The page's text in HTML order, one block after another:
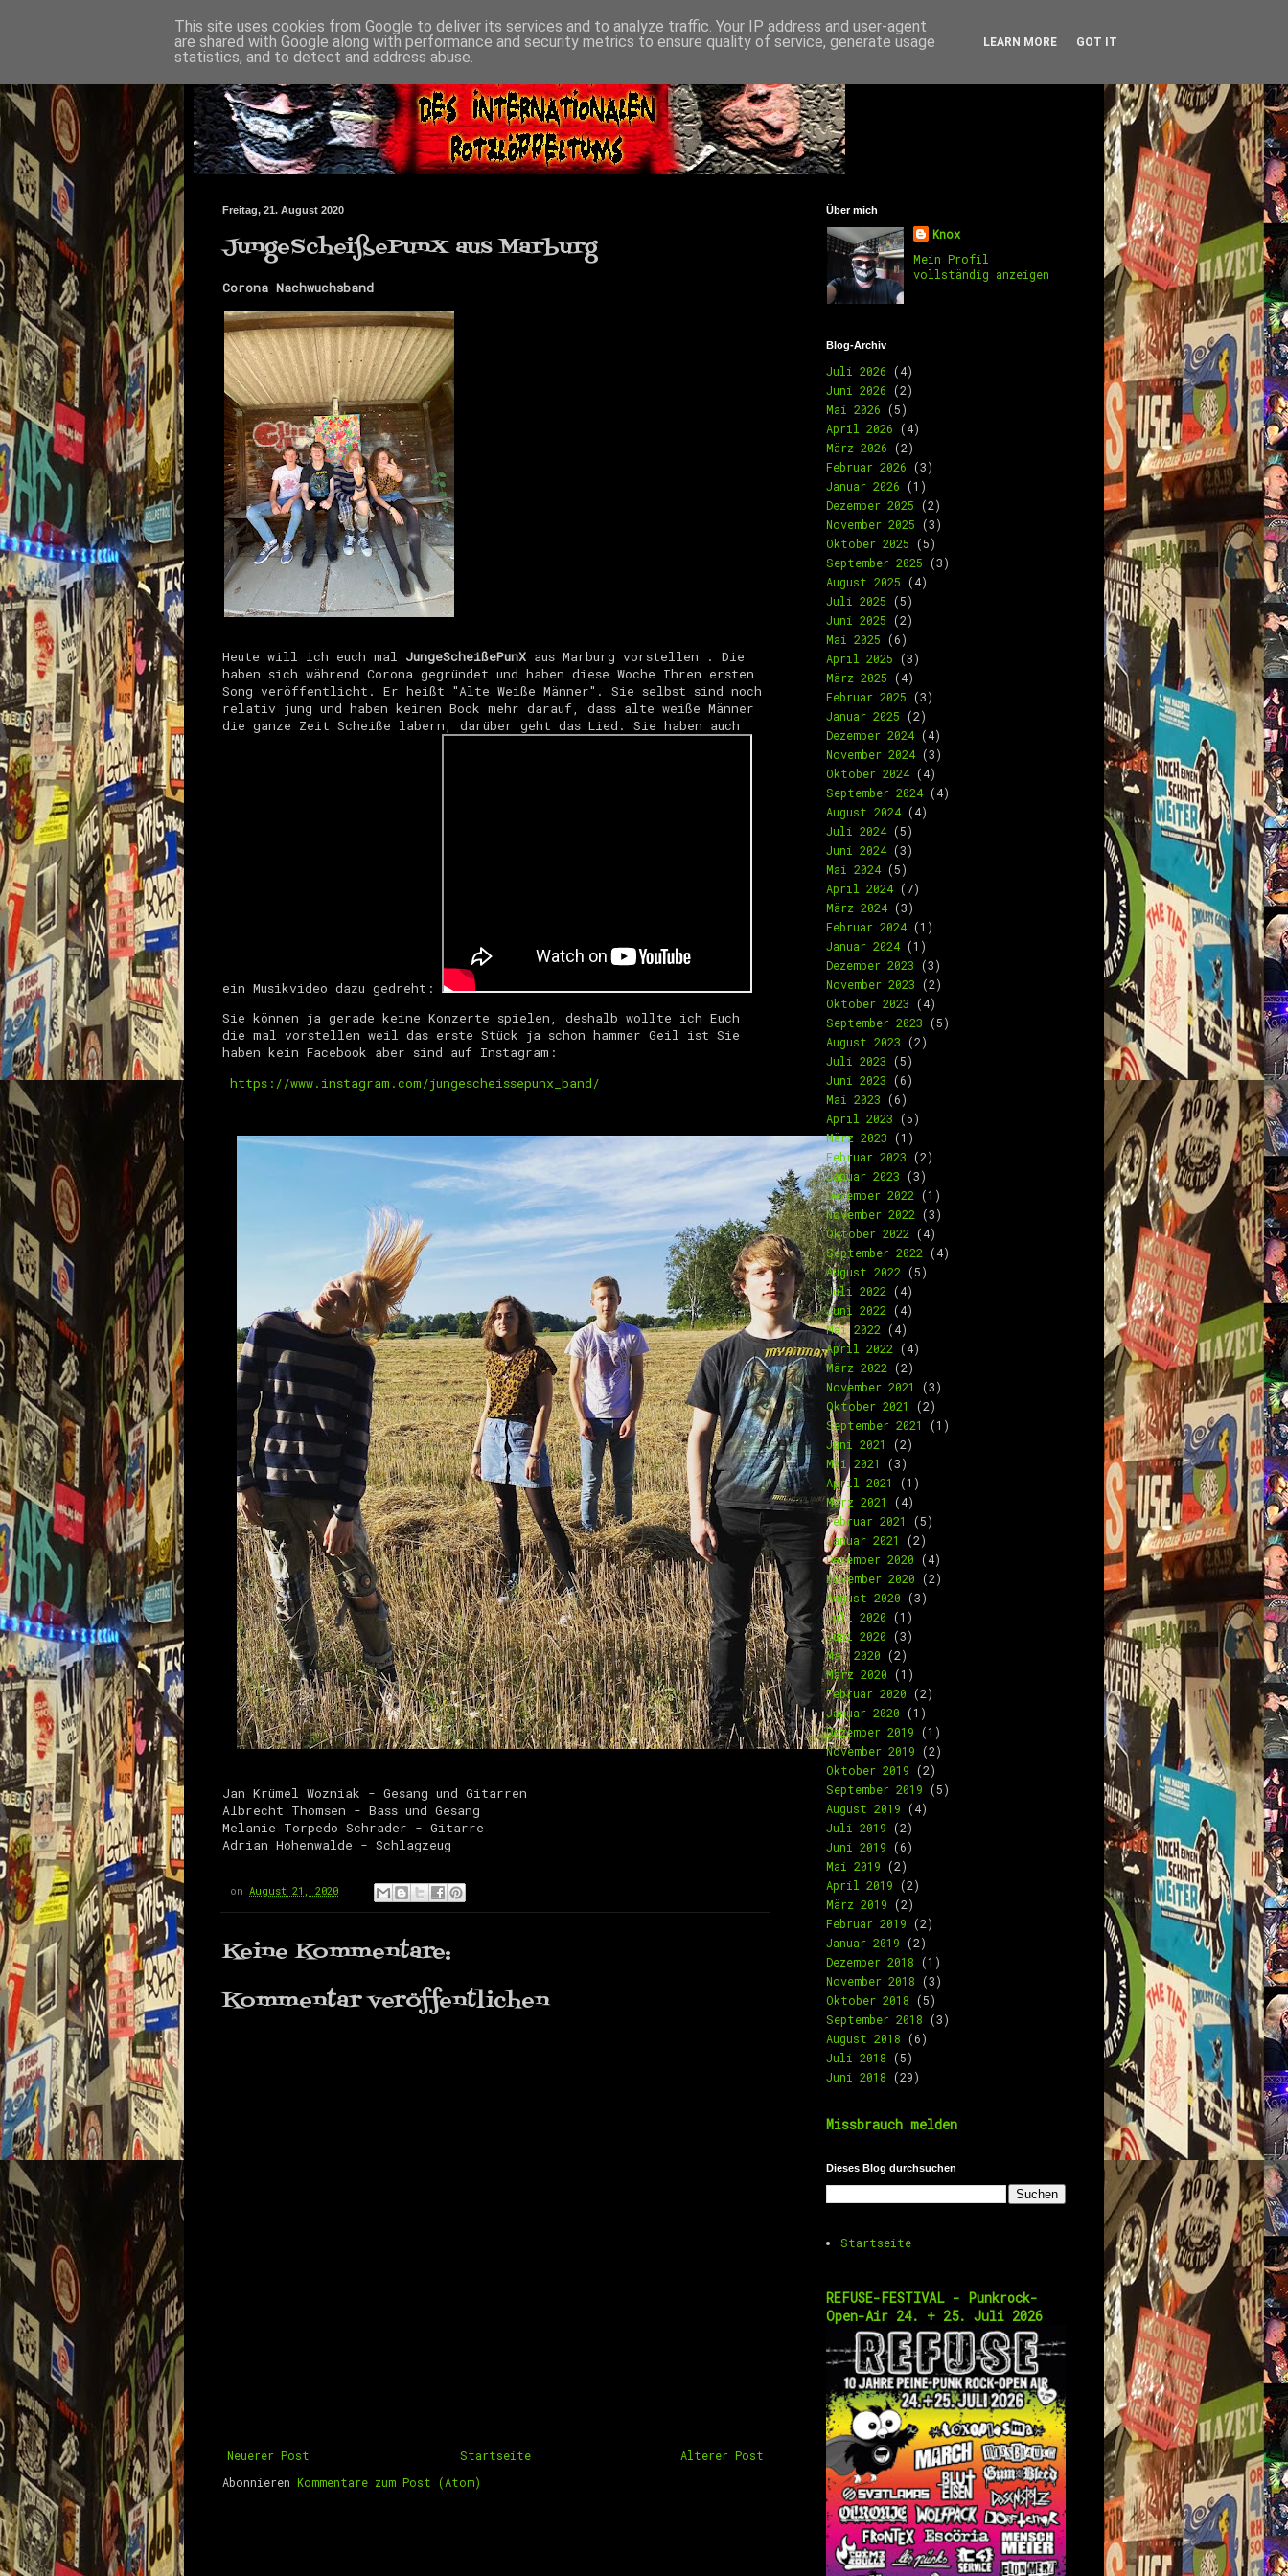
Freitag, 21. August 2020
JungeScheißePunX aus Marburg
Corona Nachwuchsband
Heute will ich euch mal JungeScheißePunX aus Marburg vorstellen . Die
haben sich während Corona gegründet und haben diese Woche Ihren ersten
Song veröffentlicht. Er heißt "Alte Weiße Männer". Sie selbst sind noch
relativ jung und haben keinen Bock mehr darauf, dass alte weiße Männer
die ganze Zeit Scheiße labern, darüber geht das Lied. Sie haben auch
ein Musikvideo dazu gedreht:
Sie können ja gerade keine Konzerte spielen, deshalb wollte ich Euch
die mal vorstellen weil das erste Stück ja schon hammer Geil ist Sie
haben kein Facebook aber sind auf Instagram:
https://www.instagram.com/jungescheissepunx_band/
Jan Krümel Wozniak - Gesang und Gitarren
Albrecht Thomsen - Bass und Gesang
Melanie Torpedo Schrader - Gitarre
Adrian Hohenwalde - Schlagzeug
on August 21, 2020
Keine Kommentare:
Kommentar veröffentlichen
Neuerer Post Älterer Post
Startseite
Abonnieren Kommentare zum Post (Atom)
Über mich
Knox
Mein Profil
vollständig anzeigen
Blog-Archiv
Juli 2026 (4)
Juni 2026 (2)
Mai 2026 (5)
April 2026 (4)
März 2026 (2)
Februar 2026 (3)
Januar 2026 (1)
Dezember 2025 (2)
November 2025 (3)
Oktober 2025 (5)
September 2025 (3)
August 2025 (4)
Juli 2025 (5)
Juni 2025 (2)
Mai 2025 (6)
April 2025 (3)
März 2025 (4)
Februar 2025 (3)
Januar 2025 (2)
Dezember 2024(4)
November 2024(3)
Oktober 2024(4)
September 2024(4)
August 2024(4)
Juli 2024(5)
Juni 2024(3)
Mai 2024(5)
April 2024(7)
März 2024(3)
Februar 2024(1)
Januar 2024(1)
Dezember 2023 (3)
November 2023 (2)
Oktober 2023 (4)
September 2023 (5)
August 2023 (2)
Juli 2023 (5)
Juni 2023 (6)
Mai 2023 (6)
April 2023 (5)
März 2023 (1)
Februar 2023 (2)
Januar 2023 (3)
Dezember 2022 (1)
November 2022 (3)
Oktober 2022 (4)
September 2022 (4)
August 2022 (5)
Juli 2022 (4)
Juni 2022 (4)
Mai 2022 (4)
April 2022 (4)
März 2022 (2)
November 2021
(3)
Oktober 2021
(2)
September 2021
(1)
Juni 2021
(2)
Mai 2021
(3)
April 2021
(1)
März 2021
(4)
Februar 2021
(5)
Januar 2021
(2)
Dezember 2020 (4)
November 2020 (2)
August 2020 (3)
Juli 2020 (1)
Juni 2020 (3)
Mai 2020 (2)
März 2020 (1)
Februar 2020 (2)
Januar 2020 (1)
Dezember 2019 (1)
November 2019 (2)
Oktober 2019 (2)
September 2019 (5)
August 2019 (4)
Juli 2019 (2)
Juni 2019 (6)
Mai 2019 (2)
April 2019 (2)
März 2019 (2)
Februar 2019 (2)
Januar 2019 (2)
Dezember 2018 (1)
November 2018 (3)
Oktober 2018 (5)
September 2018 (3)
August 2018 (6)
Juli 2018 (5)
Juni 2018 (29)
Missbrauch melden
Dieses Blog durchsuchen
Startseite
REFUSE-FESTIVAL - Punkrock-
Open-Air 24. + 25. Juli 2026
This site uses cookies from Google to deliver its services and to analyze traffic. Your IP address and user-agent
are shared with Google along with performance and security metrics to ensure quality of service, generate usage
statistics, and to detect and address abuse.
LEARN MORE GOT IT